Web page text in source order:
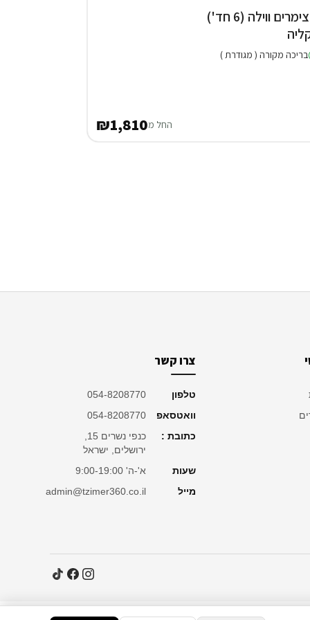
3 צימרים ווילה (6 חד')
בריכה מקורה ( מגודרת )
החל מ₪1,810
צרו קשר
טלפון
054-8208770
וואטסאפ
054-8208770
כתובת :
ירושלים, ישראל
שעות
א'-ה' 9:00-19:00
מייל
admin@tzimer360.co.il